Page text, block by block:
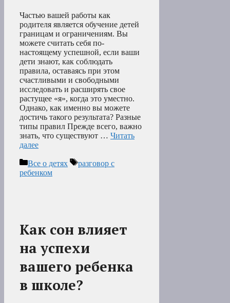
Частью вашей работы как
родителя является обучение детей
границам и ограничениям. Вы
можете считать себя по-
настоящему успешной, если ваши
дети знают, как соблюдать
правила, оставаясь при этом
счастливыми и свободными
исследовать и расширять свое
растущее «я», когда это уместно.
Однако, как именно вы можете
достичь такого результата? Разные
типы правил Прежде всего, важно
знать, что существуют … Читать
далее
Рубрики
Все о детях Метки
разговор с
ребенком
Как сон влияет
на успехи
вашего ребенка
в школе?